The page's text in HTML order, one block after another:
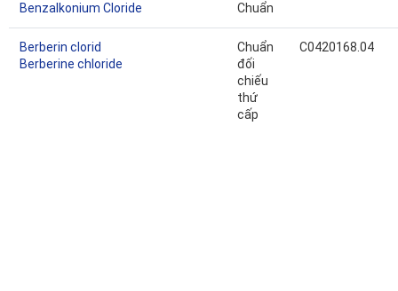
Benzalkonium Cloride
Chuẩn
Berberin clorid
Berberine chloride
Chuẩn
đối
chiếu
thứ
cấp
C0420168.04